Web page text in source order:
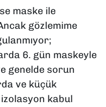
maske ile
gözlemime
6. gün maskeyle
genelde sorun
ve küçük
kabul